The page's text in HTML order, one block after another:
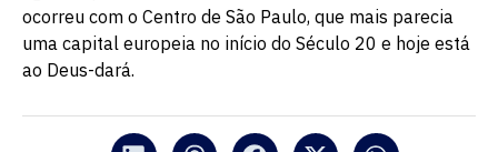
ocorreu com o Centro de São Paulo, que mais parecia
uma capital europeia no início do Século 20 e hoje está
ao Deus-dará.